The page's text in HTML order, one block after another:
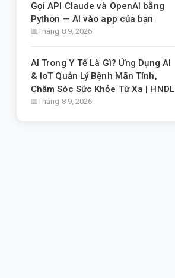
Gọi API Claude và OpenAI bằng
Python — AI vào app của bạn
Tháng 8 9, 2026
AI Trong Y Tế Là Gì? Ứng Dụng AI
& IoT Quản Lý Bệnh Mãn Tính,
Chăm Sóc Sức Khỏe Từ Xa | HNDL
Tháng 8 9, 2026